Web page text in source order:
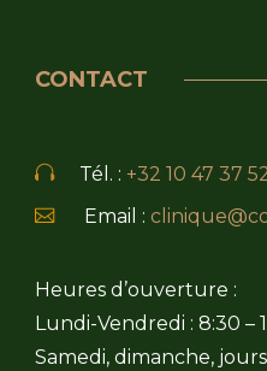
CONTACT
Tél. : +32 10 47 37
Email :
Heures d’ouverture :
Lundi-Vendredi : 8:30 –
Samedi, dimanche,